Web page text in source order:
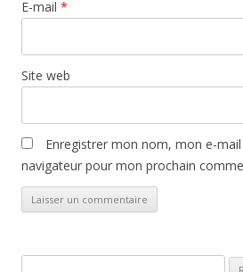
E-mail *
Site web
Enregistrer mon nom, mon e-
navigateur pour mon prochain